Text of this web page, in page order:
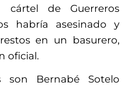
cártel de Guerreros
habría asesinado y
en un basurero,
oficial.
son Bernabé Sotelo